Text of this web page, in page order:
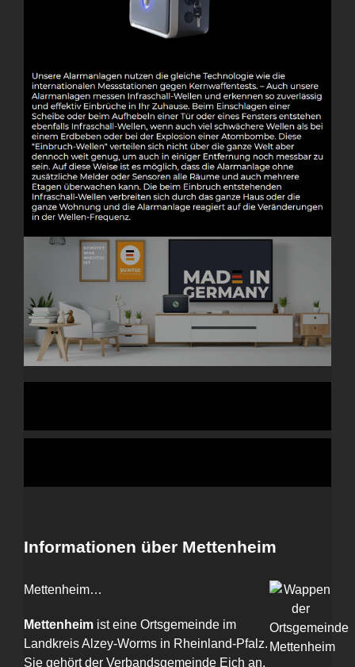
Informationen über Mettenheim
Mettenheim…
Mettenheim ist eine Ortsgemeinde im
Landkreis Alzey-Worms in Rheinland-Pfalz.
Sie gehört der Verbandsgemeinde Eich an.